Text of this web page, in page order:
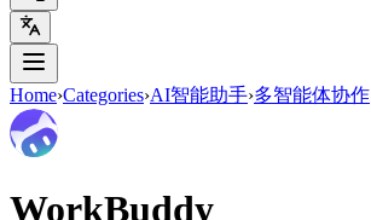
Home›Categories›AI智能助手›多智能体协作
WorkBuddy